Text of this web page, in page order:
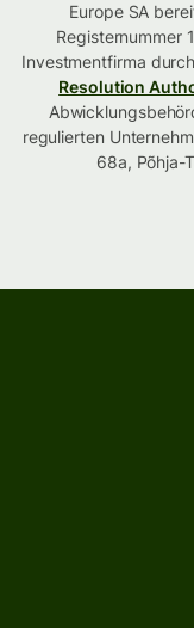
Europe SA
Registernummer
Investmentfirma
Resolution
regulierten
68a, Põhja-